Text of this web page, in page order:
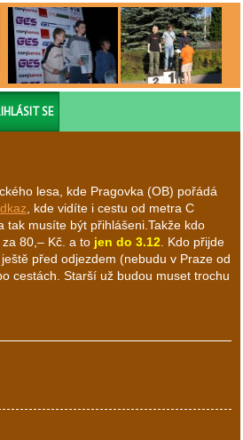
SE
lesa, kde Pragovka (OB) pořádá
, kde vidíte i cestu od metra C
musíte být přihlášeni.Takže kdo
80,– Kč. a to jen do 3.12. Kdo přijde
před odjezdem (nebudu v Praze od
cestách. Starší už budou muset trochu